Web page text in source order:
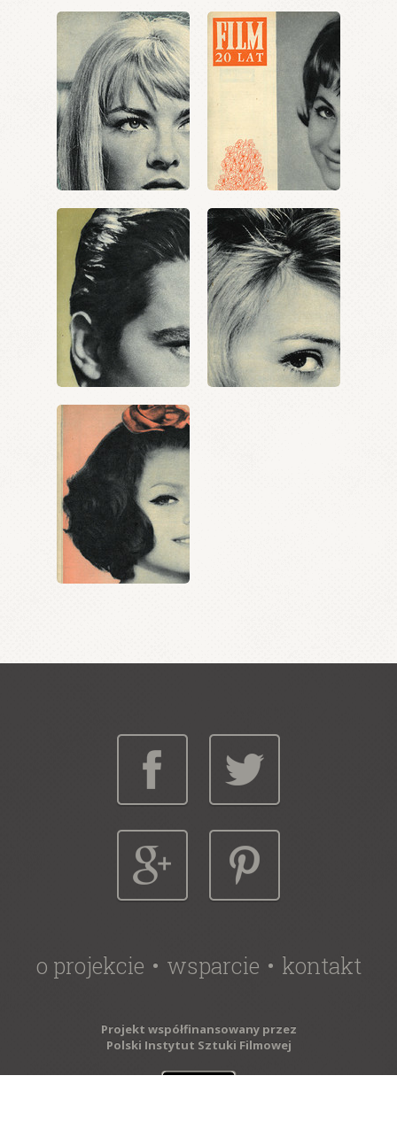
o projekcie wsparcie kontakt
Projekt współfinansowany przez